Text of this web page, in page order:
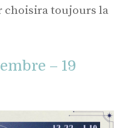
choisira toujours la
– 19